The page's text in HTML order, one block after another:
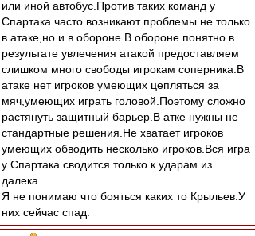
или иной автобус.Против таких команд у
Спартака часто возникают проблемы не только
в атаке,но и в обороне.В обороне понятно в
результате увлечения атакой предоставляем
слишком много свободы игрокам соперника.В
атаке нет игроков умеющих цепляться за
мяч,умеющих играть головой.Поэтому сложно
растянуть защитный барьер.В атке нужны не
стандартные решения.Не хватает игроков
умеющих обводить несколько игроков.Вся игра
у Спартака сводится только к ударам из
далека.
Я не понимаю что бояться каких то Крыльев.У
них сейчас спад.